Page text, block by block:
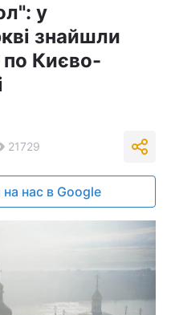
у
знайшли
по Києво-
21729
на нас в Google